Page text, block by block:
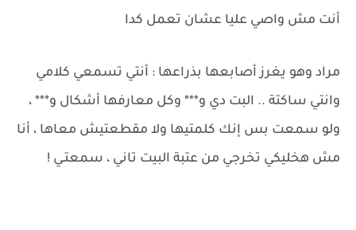
أنت مش واصي عليا عشان تعمل كدا
مراد وهو يغرز أصابعها بذراعها : أنتي تسمعي كلامي
وانتي ساكتة .. البت دي و*** وكل معارفها أشكال و*** ،
ولو سمعت بس إنك كلمتيها ولا مقطعتيش معاها ، أنا
مش هخليكي تخرجي من عتبة البيت تاني ، سمعتـي !